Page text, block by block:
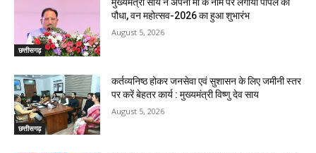
छत्तीसगढ़
पौधा, वन महोत्सव-2026 का हुआ शुभारंभ
August 5, 2026
छत्तीसगढ़
कर्तव्यनिष्ठ होकर जनसेवा एवं सुशासन के लिए जमीनी स्तर
पर करें बेहतर कार्य : मुख्यमंत्री विष्णु देव साय
August 5, 2026